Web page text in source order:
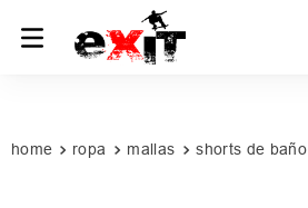
ropa mallas shorts de baño